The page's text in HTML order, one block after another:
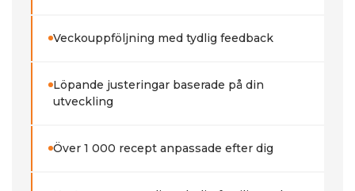
Veckouppföljning med tydlig feedback
Löpande justeringar baserade på din
utveckling
Över 1 000 recept anpassade efter dig